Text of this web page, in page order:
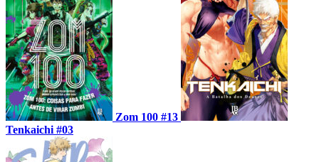
Zom 100 #13
Tenkaichi #03